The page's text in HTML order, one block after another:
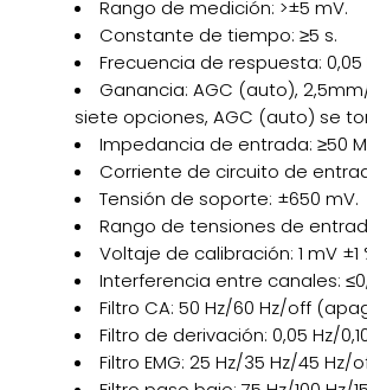
Rango de medición: >±5 mV.
Constante de tiempo: ≥5 s.
Frecuencia de respuesta: 0,05
Ganancia: AGC (auto),
siete opciones, AGC (auto) se
Impedancia de entrada: ≥50
Corriente de circuito de
Tensión de soporte: ±650 mV.
Rango de tensiones de
Voltaje de calibración: 1 mV ±1
Interferencia entre canales:
Filtro CA: 50 Hz/60 Hz/off
Filtro de derivación: 0,05 Hz/
Filtro EMG: 25 Hz/35 Hz/45